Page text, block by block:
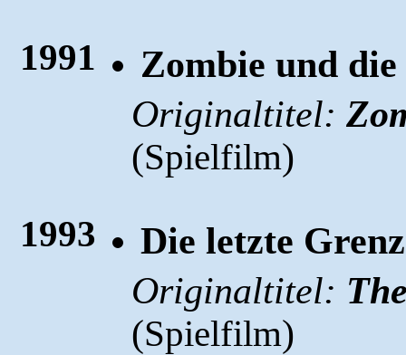
1991
Zombie und
Originaltitel:
(Spielfilm)
1993
Die letzte
Originaltitel:
(Spielfilm)